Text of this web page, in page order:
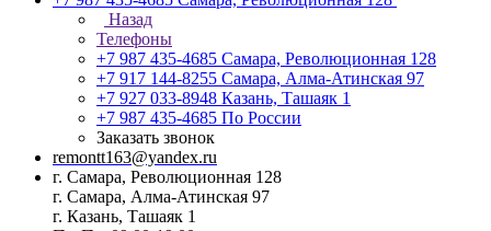
Назад
Телефоны
+7 987 435-4685 Самара, Революционная 128
+7 917 144-8255 Самара, Алма-Атинская 97
+7 927 033-8948 Казань, Ташаяк 1
+7 987 435-4685 По России
Заказать звонок
remontt163@yandex.ru
г. Самара, Революционная 128
г. Самара, Алма-Атинская 97
г. Казань, Ташаяк 1